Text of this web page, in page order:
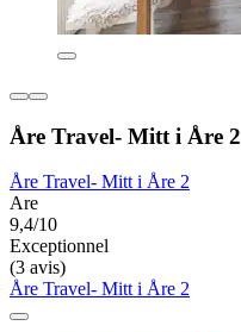
Åre Travel- Mitt i Åre 2
Åre Travel- Mitt i Åre 2
Are
9,4/10
Exceptionnel
(3 avis)
Åre Travel- Mitt i Åre 2